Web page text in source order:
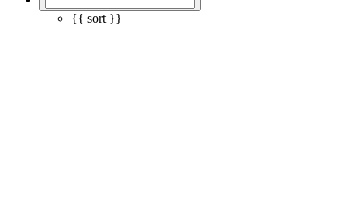
{{ sort }}